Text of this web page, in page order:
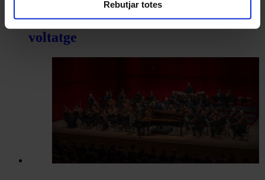
Rebutjar totes
Una inauguració simfònica d’alt
voltatge